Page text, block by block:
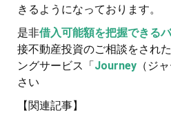
きるようになっております。
是非借入可能額を把握できる
接不動産投資のご相談をされ
ングサービス「Journey （ジ
さい
【関連記事】